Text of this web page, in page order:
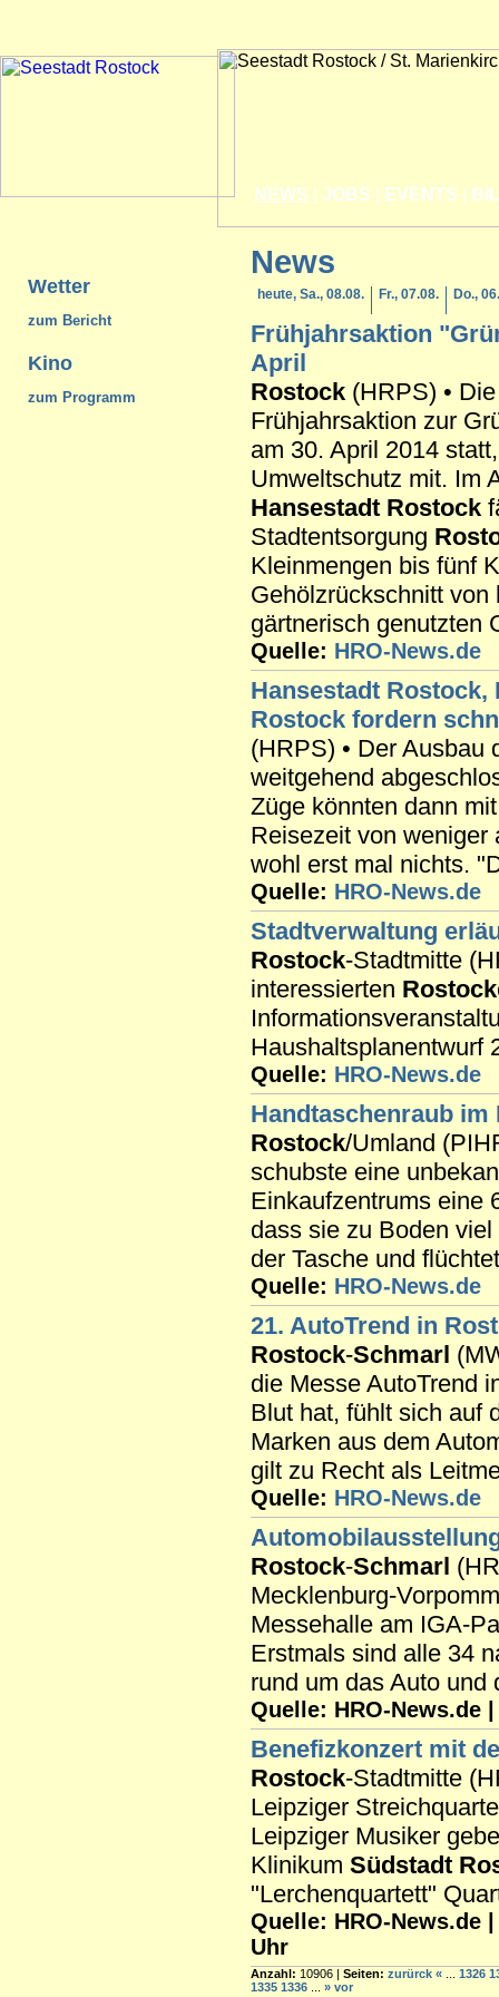
NEWS JOBS EVENTS
Wetter
zum Bericht
Kino
zum Programm
News
heute, Sa., 08.08. Fr., 07.08. Do.,
Frühjahrsaktion
April
Rostock (HRPS) •
Frühjahrsaktion zur
am 30. April 2014
Umweltschutz mit. Im
Hansestadt Rostock
Stadtentsorgung
Kleinmengen bis fünf
Gehölzrückschnitt von
gärtnerisch genutzten
Quelle: HRO-News.de
Hansestadt Rostock,
Rostock fordern
(HRPS) • Der
weitgehend
Züge könnten dann
Reisezeit von weniger
wohl erst mal nichts.
Quelle: HRO-News.de
Stadtverwaltung
Rostock-Stadtmitte
interessierten Rostock
Haushaltsplanentwurf
Quelle: HRO-News.de
Handtaschenraub
Rostock/Umland
schubste eine
Einkaufzentrums eine
dass sie zu Boden
der Tasche und
Quelle: HRO-News.de
21. AutoTrend in
Rostock-Schmarl
die Messe AutoTrend
Blut hat, fühlt sich auf
Marken aus dem
gilt zu Recht als
Quelle: HRO-News.de
Rostock-Schmarl
Mecklenburg-
Messehalle am IGA-
Erstmals sind alle 34
rund um das Auto
Quelle: HRO-News.de
Benefizkonzert mit
Rostock-Stadtmitte
Leipziger
Leipziger Musiker
Klinikum Südstadt
"Lerchenquartett"
Quelle: HRO-News.de
Uhr
Anzahl: 10906 | Seiten: zurürck « 1326
1335 1336 » vor